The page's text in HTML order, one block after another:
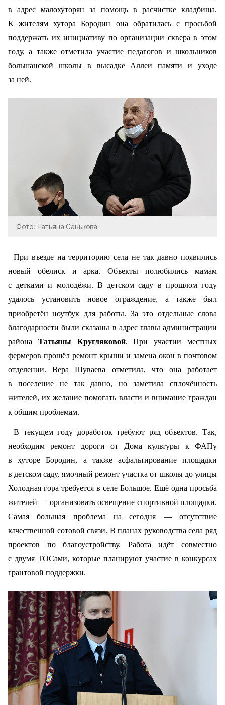
в адрес малохуторян за помощь в расчистке кладбища.
К жителям хутора Бородин она обратилась с просьбой
поддержать их инициативу по организации сквера в этом
году, а также отметила участие педагогов и школьников
большанской школы в высадке Аллеи памяти и уходе
за ней.
Фото: Татьяна Санькова
При въезде на территорию села не так давно появились
новый обелиск и арка. Объекты полюбились мамам
с детками и молодёжи. В детском саду в прошлом году
удалось установить новое ограждение, а также был
приобретён ноутбук для работы. За это отдельные слова
благодарности были сказаны в адрес главы администрации
района Татьяны Кругляковой. При участии местных
фермеров прошёл ремонт крыши и замена окон в почтовом
отделении. Вера Шуваева отметила, что она работает
в поселение не так давно, но заметила сплочённость
жителей, их желание помогать власти и внимание граждан
к общим проблемам.
В текущем году доработок требуют ряд объектов. Так,
необходим ремонт дороги от Дома культуры к ФАПу
в хуторе Бородин, а также асфальтирование площадки
в детском саду, ямочный ремонт участка от школы до улицы
Холодная гора требуется в селе Большое. Ещё одна просьба
жителей — организовать освещение спортивной площадки.
Самая большая проблема на сегодня — отсутствие
качественной сотовой связи. В планах руководства села ряд
проектов по благоустройству. Работа идёт совместно
с двумя ТОСами, которые планируют участие в конкурсах
грантовой поддержки.